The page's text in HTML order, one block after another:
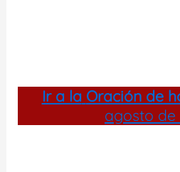
Ir a la Oración de
agosto de